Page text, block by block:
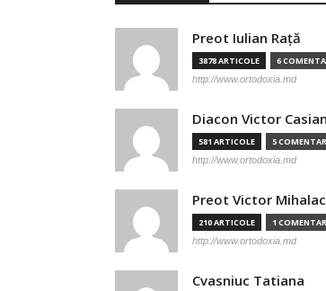
Preot Iulian Raţă
3878 ARTICOLE 6
http://www.ortodoxia.md
Diacon Victor Casian
581 ARTICOLE 5
http://www.ortodoxia.md
Preot Victor
210 ARTICOLE 1
http://www.ortodoxia.md
Cvasniuc Tatiana